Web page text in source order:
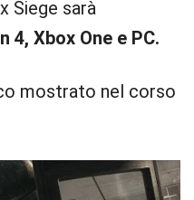
Siege sarà
4, Xbox One e PC.
mostrato nel corso